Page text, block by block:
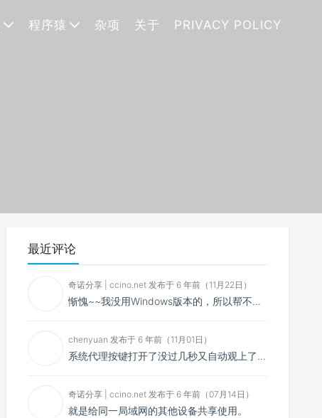
程序猿 杂项 关于 PRIVACY POLICY
最近评论
奇诺分享 | ccino.net 发布于 6 年前（11月22日）
惭愧~~我没用Windows版本的，所以帮不了你~~
chenyuan 发布于 6 年前（11月01日）
系统代理按键打开了没过几秒又自动观上了，导致一直打开不了，是什么问题呢？感谢大佬，请帮帮忙！谢谢！
奇诺分享 | ccino.net 发布于 6 年前（07月14日）
就是给同一局域网的其他设备共享使用。